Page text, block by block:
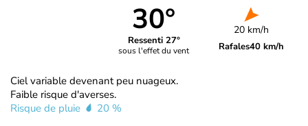
30°
Ressenti 27°
sous l'effet du vent
20 km/h
Rafales40 km/h
Ciel variable devenant peu nuageux.
Faible risque d'averses.
Risque de pluie
20 %